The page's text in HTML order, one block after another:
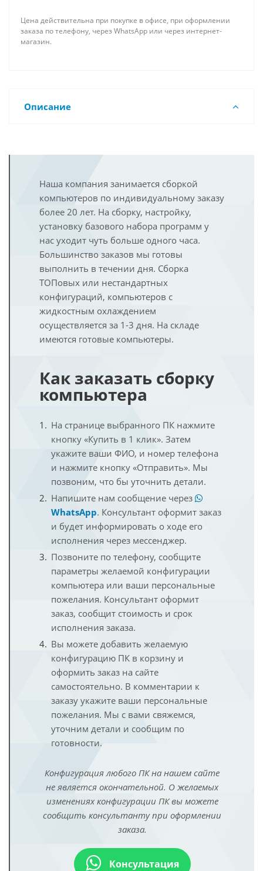
Цена действительна при покупке в офисе, при оформлении
заказа по телефону, через WhatsApp или через интернет-
магазин.
Описание
Наша компания занимается сборкой
компьютеров по индивидуальному заказу
более 20 лет. На сборку, настройку,
установку базового набора программ у
нас уходит чуть больше одного часа.
Большинство заказов мы готовы
выполнить в течении дня. Сборка
ТОПовых или нестандартных
конфигураций, компьютеров с
жидкостным охлаждением
осуществляется за 1-3 дня. На складе
имеются готовые компьютеры.
Как заказать сборку
компьютера
На странице выбранного ПК нажмите
кнопку «Купить в 1 клик». Затем
укажите ваши ФИО, и номер телефона
и нажмите кнопку «Отправить». Мы
позвоним, что бы уточнить детали.
Напишите нам сообщение через
WhatsApp. Консультант оформит заказ
и будет информировать о ходе его
исполнения через мессенджер.
Позвоните по телефону, сообщите
параметры желаемой конфигурации
компьютера или ваши персональные
пожелания. Консультант оформит
заказ, сообщит стоимость и срок
исполнения заказа.
Вы можете добавить желаемую
конфигурацию ПК в корзину и
оформить заказ на сайте
самостоятельно. В комментарии к
заказу укажите ваши персональные
пожелания. Мы с вами свяжемся,
уточним детали и сообщим по
готовности.
Конфигурация любого ПК на нашем сайте
не является окончательной. О желаемых
изменениях конфигурации ПК вы можете
сообщить консультанту при оформлении
заказа.
Консультация